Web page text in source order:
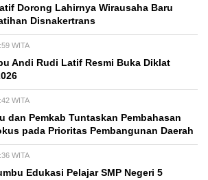
Dorong Lahirnya Wirausaha Baru
Disnakertrans
WITA
Andi Rudi Latif Resmi Buka Diklat
WITA
dan Pemkab Tuntaskan Pembahasan
pada Prioritas Pembangunan Daerah
WITA
Edukasi Pelajar SMP Negeri 5